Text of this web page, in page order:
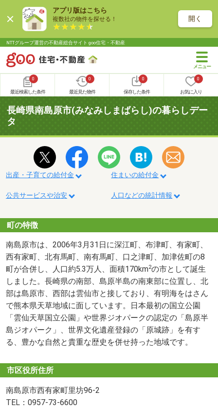
アプリ版はこちら
複数社の物件を探せる！ 開く
NTTグループ運営の不動産総合サイト goo住宅・不動産
0
最近検索した条件
0
最近見た物件
0
保存した条件
0
お気に入り
長崎県南島原市(みなみしまばらし)の暮らしデー
タ
出産・子育ての給付金 住まいの給付金
公共サービスや治安 人口などの統計情報
町の特徴
南島原市は、2006年3月31日に深江町、布津町、有家町、
西有家町、北有馬町、南有馬町、口之津町、加津佐町の8
町が合併し、人口約5.3万人、面積170km2の市として誕生
しました。長崎県の南部、島原半島の南東部に位置し、北
部は島原市、西部は雲仙市と接しており、有明海をはさん
で熊本県天草地域に面しています。日本最初の国立公園
「雲仙天草国立公園」や世界ジオパークの認定の「島原半
島ジオパーク」、世界文化遺産登録の「原城跡」を有す
る、豊かな自然と貴重な歴史を併せ持った地域です。
市区役所住所
南島原市西有家町里坊96-2
TEL：0957-73-6600